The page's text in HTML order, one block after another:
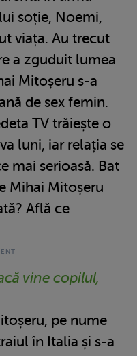
soție, Noemi,
viața. Au trecut
a zguduit lumea
Mitoșeru s-a
de sex femin.
TV trăiește o
luni, iar relația se
mai serioasă. Bat
Mihai Mitoșeru
Află ce
vine copilul,
pe nume
în Italia și s-a